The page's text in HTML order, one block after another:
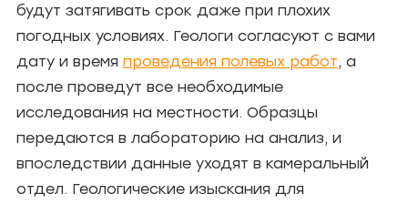
будут затягивать срок даже при плохих
погодных условиях. Геологи согласуют с вами
дату и время проведения полевых работ, а
после проведут все необходимые
исследования на местности. Образцы
передаются в лабораторию на анализ, и
впоследствии данные уходят в камеральный
отдел. Геологические изыскания для